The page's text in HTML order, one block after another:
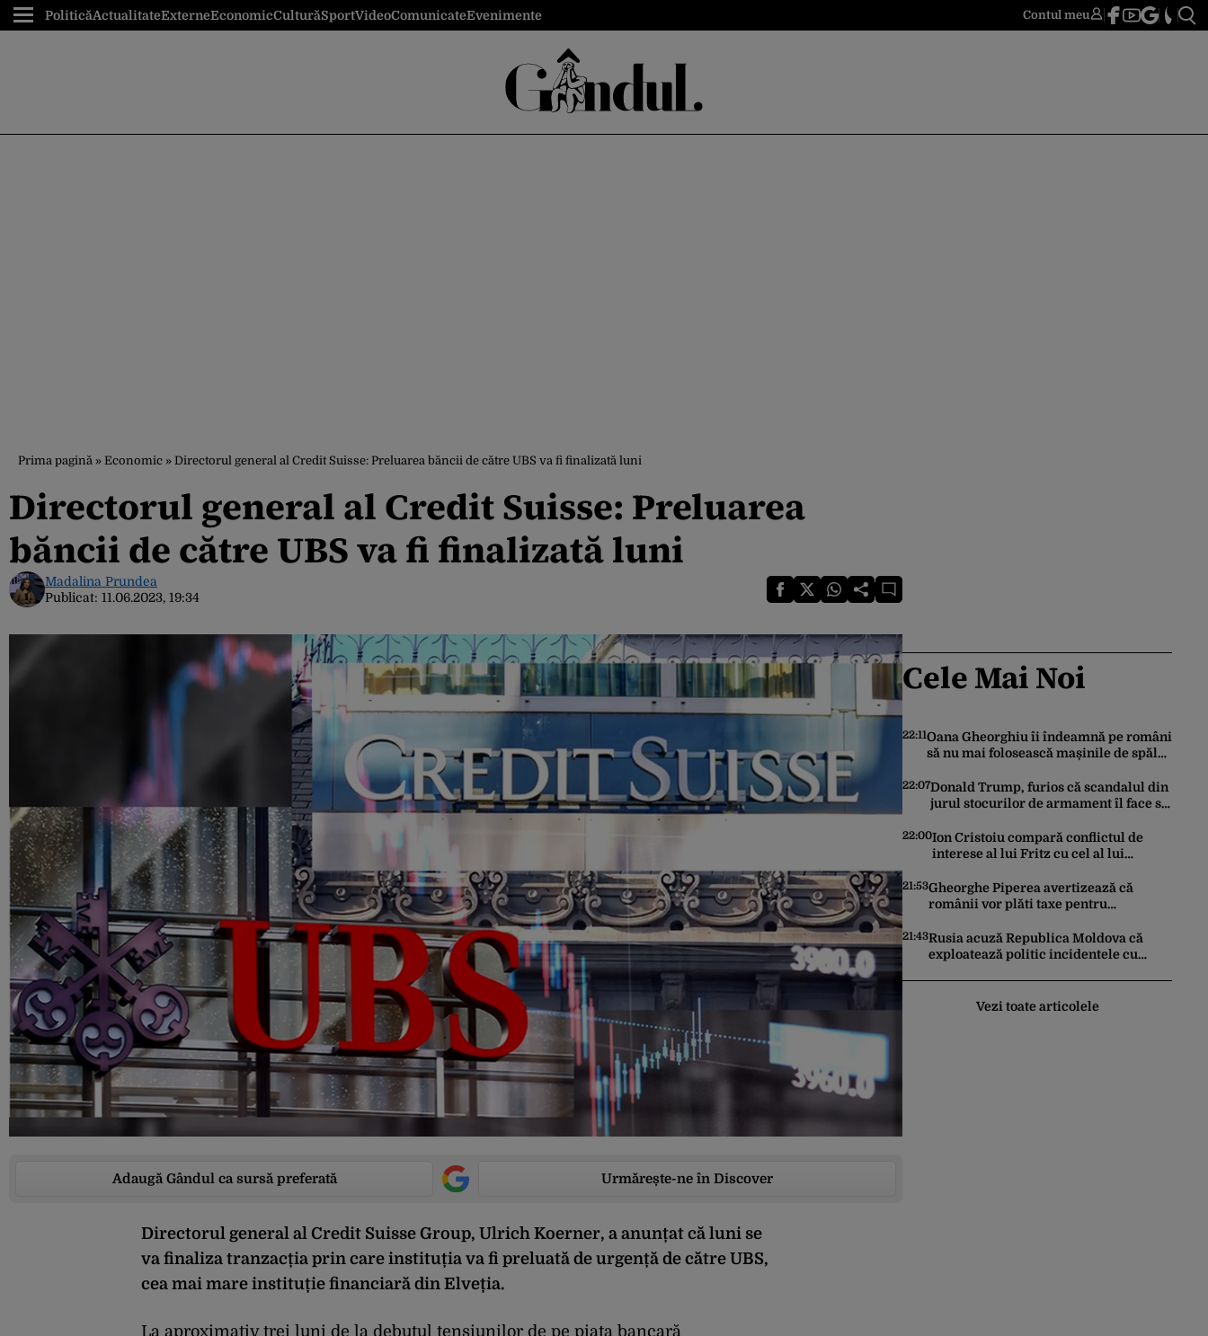
PoliticăActualitateExterneEconomicCulturăSportVideoComunicateEvenimente Contul meu
Prima pagină » Economic » Directorul general al Credit Suisse: Preluarea băncii de către UBS va fi finalizată luni
Directorul general al Credit Suisse: Preluarea
băncii de către UBS va fi finalizată luni
Madalina Prundea
Publicat: 11.06.2023, 19:34
Adaugă Gândul ca sursă preferată Urmărește-ne în Discover
Directorul general al Credit Suisse Group, Ulrich Koerner, a anunțat că luni se
va finaliza tranzacția prin care instituția va fi preluată de urgență de către UBS,
cea mai mare instituție financiară din Elveția.
La aproximativ trei luni de la debutul tensiunilor de pe piața bancară
Cele Mai Noi
22:11Oana Gheorghiu îi îndeamnă pe români
să nu mai folosească mașinile de spălat
consumului de energie
22:07Donald Trump, furios că scandalul din
jurul stocurilor de armament îl face să
cu Iranul
22:00Ion Cristoiu compară conflictul de
interese al lui Fritz cu cel al lui
două instanțe l-au declarat
incompatibil”
21:53Gheorghe Piperea avertizează că
românii vor plăti taxe pentru
certificate de CO2
21:43Rusia acuză Republica Moldova că
exploatează politic incidentele cu
Vezi toate articolele